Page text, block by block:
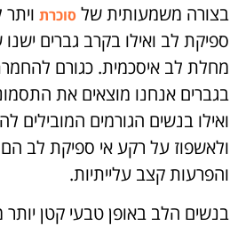
בצורה משמעותית של סוכרת
ספיקת לב ואילו בקרב גברים
מחלת לב איסכמית. כגורם
בגברים אנחנו מוצאים את
ואילו בנשים הגורמים המובילים
ולאשפוז על רקע אי ספיקת לב
והפרעות קצב עלייתיות.
בנשים הלב באופן טבעי קטן יותר